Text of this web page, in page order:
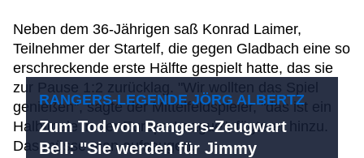
Neben dem 36-Jährigen saß Konrad Laimer,
Teilnehmer der Startelf, die gegen Gladbach eine so
erschreckende erste Hälfte gespielt hatte, das sie
zur Pause 1:2 zurücklag. "Wir wollten das Spiel
genießen", sagte der Mittelfeldspieler, "das ist ein
Halbfinale in der Europa League", fügte er hinzu.
Das müsse man aufsaugen.
RANGERS-LEGENDE JÖRG ALBERTZ
Zum Tod von Rangers-Zeugwart
Bell: "Sie werden für Jimmy